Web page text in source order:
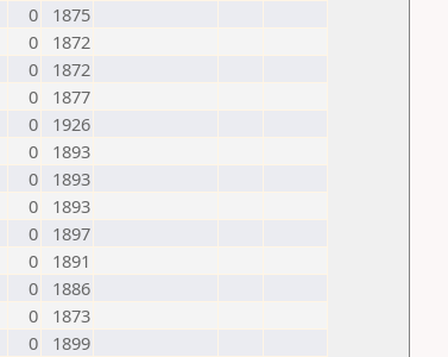
0
1875
0
1872
0
1872
0
1877
0
1926
0
1893
0
1893
0
1893
0
1897
0
1891
0
1886
0
1873
0
1899